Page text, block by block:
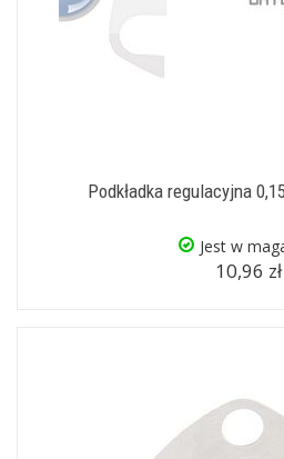
Podkładka regulacyjna
Jest w
10,96 zł